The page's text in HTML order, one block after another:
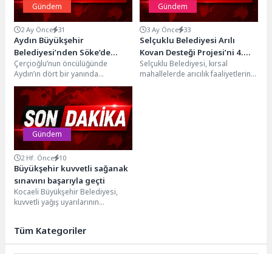
Gündem
2 Ay Önce 31
Aydın Büyükşehir
Belediyesi’nden Söke’de
Çevre Düzenleme ve Peyzaj
Çalışması
Çerçioğlu’nun öncülüğünde
Aydın’ın dört bir yanında
sürdürülen çalışmalar devam
ediyor.Aydın Büyükşehir
Belediyesi Park ve Bahçeler...
Gündem
3 Ay Önce 33
Selçuklu Belediyesi Arılı
Kovan Desteği Projesi’ni 4.
Kez Düzenledi
Selçuklu Belediyesi, kırsal
mahallelerde arıcılık faaliyetlerinin
Gündem
2 Hf. Önce 10
Büyükşehir kuvvetli sağanak
sınavını başarıyla geçti
Kocaeli Büyükşehir Belediyesi,
kuvvetli yağış uyarılarının
olumsuzlukları önledi.
Meteoroloji...
Tüm Kategoriler